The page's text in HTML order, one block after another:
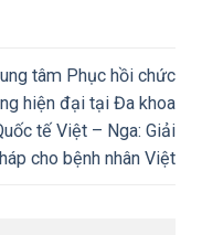
tâm Phục hồi chức
hiện đại tại Đa khoa
tế Việt – Nga: Giải
cho bệnh nhân Việt